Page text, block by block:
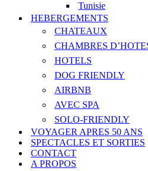
Tunisie
HEBERGEMENTS
CHATEAUX
CHAMBRES
HOTELS
DOG FRIENDLY
AIRBNB
AVEC SPA
SOLO-FRIENDLY
VOYAGER APRES 50 ANS
SPECTACLES ET SORTIES
CONTACT
A PROPOS